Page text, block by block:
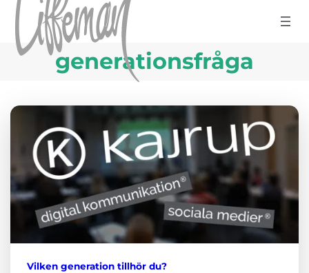
Hoppa till innehåll
generationsfråga
Vilken generation tillhör du?